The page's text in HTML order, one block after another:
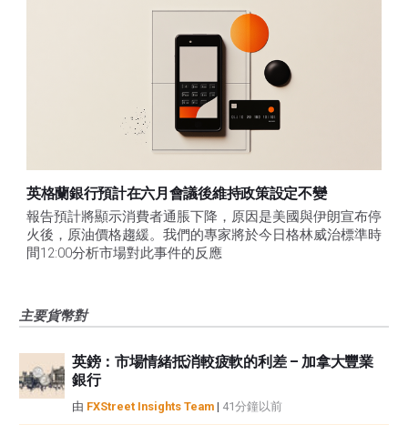
英格蘭銀行預計在六月會議後維持政策設定不變
報告預計將顯示消費者通脹下降，原因是美國與伊朗宣布停
火後，原油價格趨緩。我們的專家將於今日格林威治標準時
間12:00分析市場對此事件的反應
主要貨幣對
英鎊：市場情緒抵消較疲軟的利差 – 加拿大豐業
銀行
由 FXStreet Insights Team | 41分鐘以前